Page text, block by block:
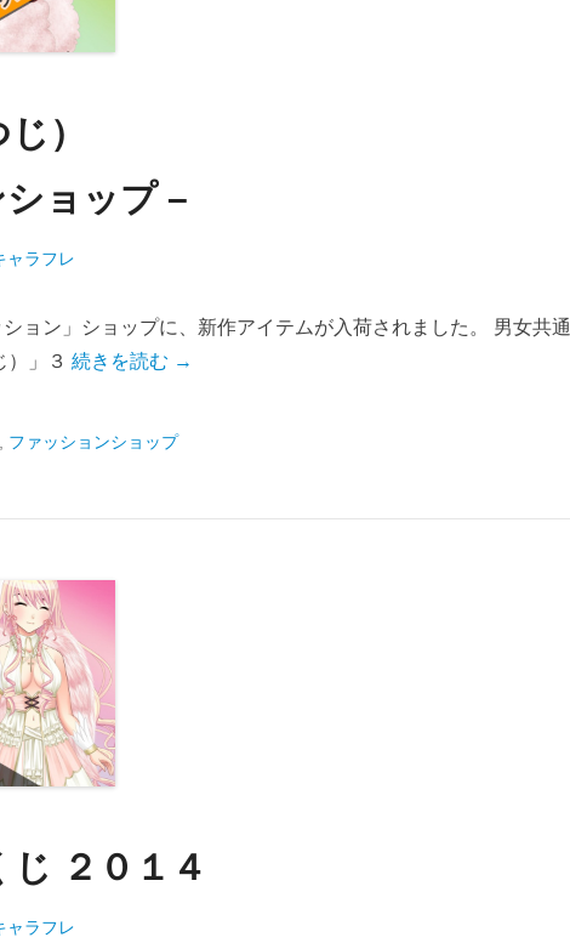
）
ョップ –
ャラフレ
ョン」ショップに、新作アイテムが入荷されました。 男女共通
）」３ 続きを読む →
ファッションショップ
２０１４
ャラフレ